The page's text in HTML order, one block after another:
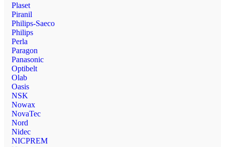
Plaset
Piranil
Philips-Saeco
Philips
Perla
Paragon
Panasonic
Optibelt
Olab
Oasis
NSK
Nowax
NovaTec
Nord
Nidec
NICPREM